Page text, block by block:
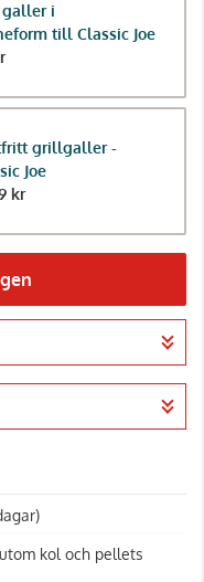
i
till Classic Joe
grillgaller -
Joe
kr
kol och pellets